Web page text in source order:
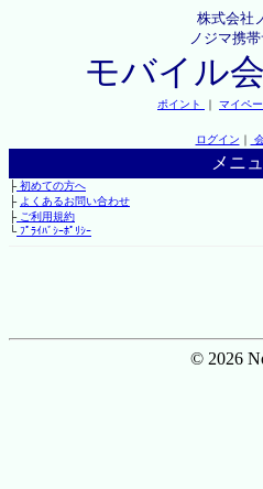
株式会社
ノジマ携帯
モバイル
ポイント ｜ マイペ
ログイン ｜
メニ
├初めての方へ
├ よくあるお問い合わせ
├ご利用規約
└ﾌﾟﾗｲﾊﾞｼｰﾎﾟﾘｼｰ
© 2026